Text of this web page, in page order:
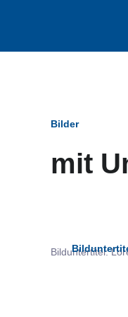
Bilder
mit
Bilduntertitel: